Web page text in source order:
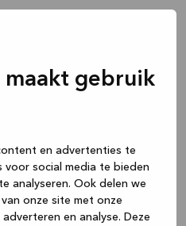
maakt gebruik
en advertenties te
voor social media te bieden
analyseren. Ook delen we
onze site met onze
en analyse. Deze